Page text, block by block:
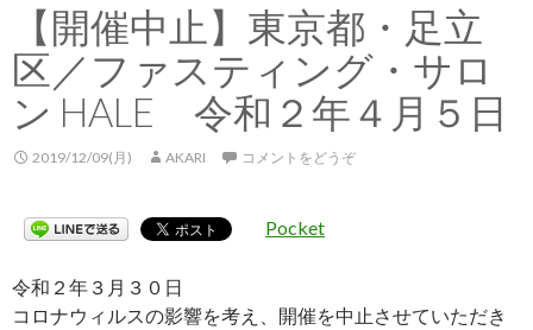
移
動
【開催中止】東京都・足立
区／ファスティング・サロ
ン HALE 令和２年４月５日
2019/12/09(月) AKARI コメントをどうぞ
Pocket
令和２年３月３０日
コロナウィルスの影響を考え、開催を中止させていただき